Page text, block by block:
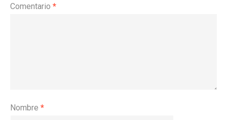
Comentario *
Nombre *